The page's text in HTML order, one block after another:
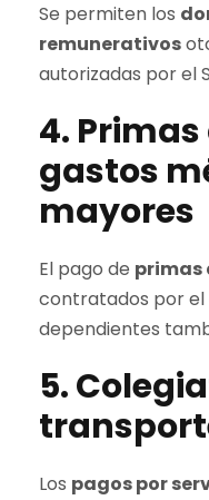
Se permiten los
remunerativos
autorizadas por el
4.
gastos
mayores
El pago de primas
contratados por el
dependientes
5.
Los pagos por